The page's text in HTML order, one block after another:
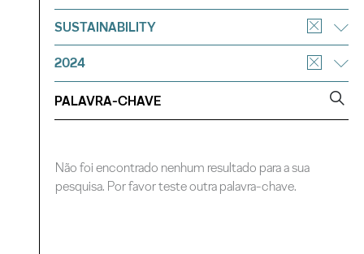
SUSTAINABILITY
2024
Não foi encontrado nenhum resultado para a sua
pesquisa. Por favor teste outra palavra-chave.